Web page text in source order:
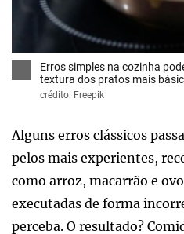
Erros simples na cozinha
textura dos pratos mais
crédito: Freepik
Alguns erros clássicos
pelos mais experientes,
como arroz, macarrão e
executadas de forma
perceba. O resultado?